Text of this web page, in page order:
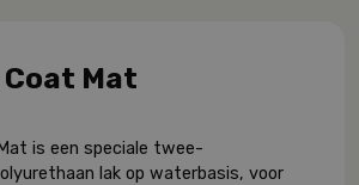
Coat Mat
is een speciale twee-
lak op waterbasis, voor